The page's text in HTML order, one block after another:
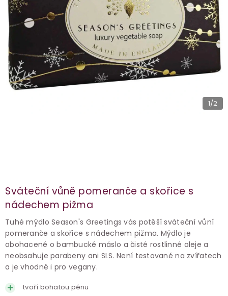
1/2
Sváteční vůně pomeranče a skořice s
nádechem pižma
Tuhé mýdlo Season's Greetings vás potěší sváteční vůní
pomeranče a skořice s nádechem pižma. Mýdlo je
obohacené o bambucké máslo a čisté rostlinné oleje a
neobsahuje parabeny ani SLS. Není testované na zvířatech
a je vhodné i pro vegany.
tvoří bohatou pěnu